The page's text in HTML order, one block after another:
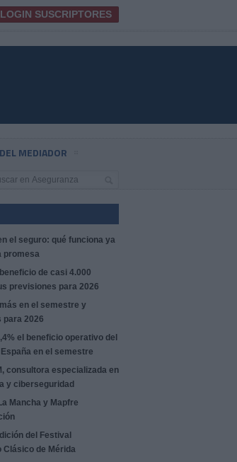
LOGIN SUSCRIPTORES
MEDIADOR
el seguro: qué funciona ya
promesa
de casi 4.000
previsiones para 2026
en el semestre y
2026
el beneficio operativo del
en el semestre
consultora especializada en
y ciberseguridad
Mancha y Mapfre
del Festival
Clásico de Mérida